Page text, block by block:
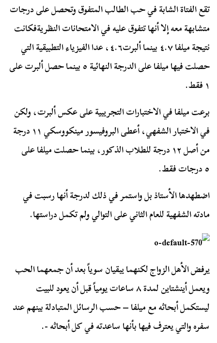
تقع الفتاة الشابة في حب الطالب المتفوق وتحصل على درجات
متشابهة معه إلا أنها تتفوق عليه في الامتحانات النظريةفكانت
نتيجة ميلفا ٤.٧ بينما ألبرت٤.٦، عدا الفيزياء التطبيقية التي
حصلت فيها ميلفا على الدرجة النهائية ٥ بينما حصل ألبرت على
١ فقط.
برعت ميلفا في الاختبارات التجريبية على عكس ألبرت، ولكن
في الاختبار الشفهي، أعطى البروفيسور مينكووسكي ١١ درجة
من أصل ١٢ درجة للطلاب الذكور، بينما حصلت ميلفا على
٥ درجات فقط.
اضطهدها الأستاذ بل واستمر في ذلك لدرجة أنها رسبت في
مادته الشفهية للعام الثاني على التوالي ولم تكمل دراستها.
يرفض الأهل الزواج لكنهما يبقيان سوياً بعد أن جمعهما الحب
ويعمل أينشتاين لمدة ٨ ساعات يومياً قبل أن يعود للبيت
ليستكمل أبحاثه مع ميلفا – حسب الرسائل المتبادلة بينهم عند
سفره والتي يعترف فيها بأنها ساعدته في كل أبحاثه -.